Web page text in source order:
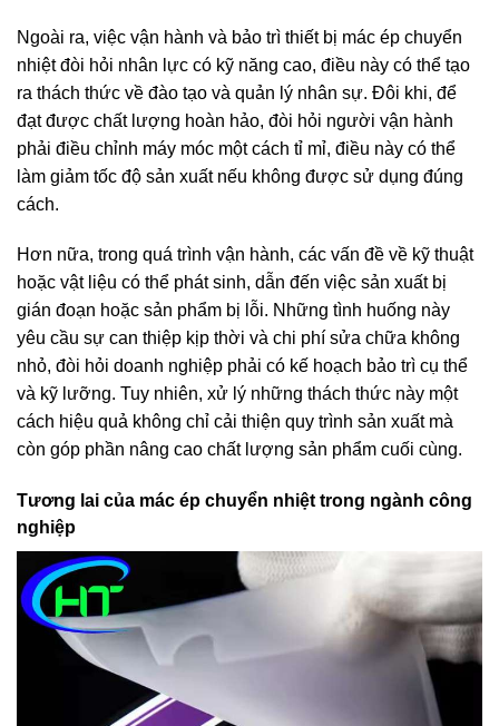
Ngoài ra, việc vận hành và bảo trì thiết bị mác ép chuyển
nhiệt đòi hỏi nhân lực có kỹ năng cao, điều này có thể tạo
ra thách thức về đào tạo và quản lý nhân sự. Đôi khi, để
đạt được chất lượng hoàn hảo, đòi hỏi người vận hành
phải điều chỉnh máy móc một cách tỉ mỉ, điều này có thể
làm giảm tốc độ sản xuất nếu không được sử dụng đúng
cách.
Hơn nữa, trong quá trình vận hành, các vấn đề về kỹ thuật
hoặc vật liệu có thể phát sinh, dẫn đến việc sản xuất bị
gián đoạn hoặc sản phẩm bị lỗi. Những tình huống này
yêu cầu sự can thiệp kịp thời và chi phí sửa chữa không
nhỏ, đòi hỏi doanh nghiệp phải có kế hoạch bảo trì cụ thể
và kỹ lưỡng. Tuy nhiên, xử lý những thách thức này một
cách hiệu quả không chỉ cải thiện quy trình sản xuất mà
còn góp phần nâng cao chất lượng sản phẩm cuối cùng.
Tương lai của mác ép chuyển nhiệt trong ngành công
nghiệp